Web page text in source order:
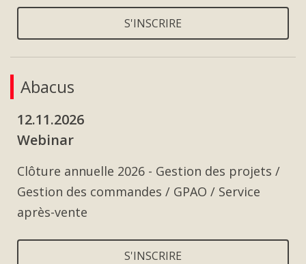
S'INSCRIRE
Abacus
12.11.2026
Webinar
Clôture annuelle 2026 - Gestion des projets /
Gestion des commandes / GPAO / Service
après-vente
S'INSCRIRE